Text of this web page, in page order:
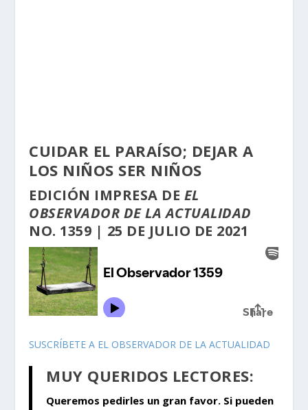
CUIDAR EL PARAÍSO; DEJAR A
LOS NIÑOS SER NIÑOS
EDICIÓN IMPRESA DE EL
OBSERVADOR DE LA ACTUALIDAD
NO. 1359 | 25 DE JULIO DE 2021
SUSCRÍBETE A EL OBSERVADOR DE LA ACTUALIDAD
MUY QUERIDOS LECTORES:
Queremos pedirles un gran favor. Si pueden